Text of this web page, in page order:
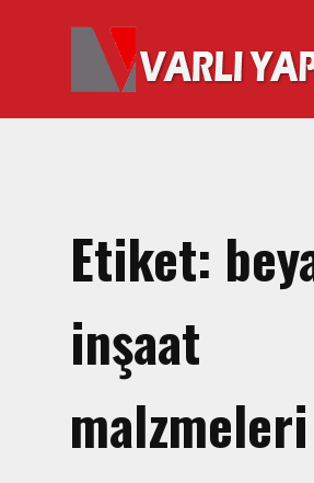
ANASAYFA
HAKKIMIZDA
Tabancası
El Arabası Satışı – Toptan,
Perakende Satış
İnşaat Küreği
Etiket:
inşaat